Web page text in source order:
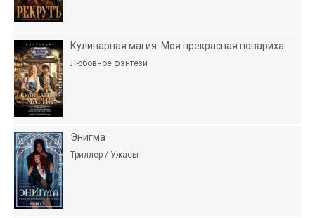
Кулинарная магия: Моя прекрасная повариха.
Любовное фэнтези
Энигма
Триллер / Ужасы